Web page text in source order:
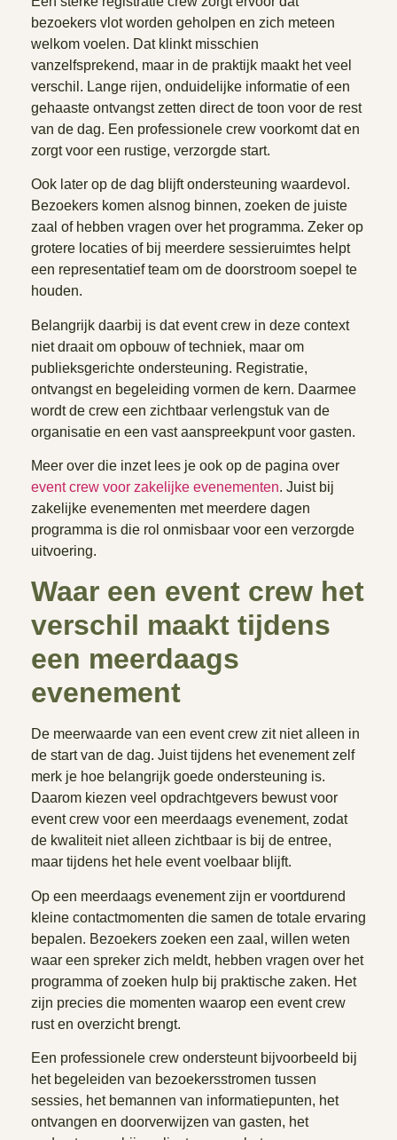
bezoekers vlot worden geholpen en zich meteen
welkom voelen. Dat klinkt misschien
vanzelfsprekend, maar in de praktijk maakt het veel
verschil. Lange rijen, onduidelijke informatie of een
gehaaste ontvangst zetten direct de toon voor de rest
van de dag. Een professionele crew voorkomt dat en
zorgt voor een rustige, verzorgde start.
Ook later op de dag blijft ondersteuning waardevol.
Bezoekers komen alsnog binnen, zoeken de juiste
zaal of hebben vragen over het programma. Zeker op
grotere locaties of bij meerdere sessieruimtes helpt
een representatief team om de doorstroom soepel te
houden.
Belangrijk daarbij is dat event crew in deze context
niet draait om opbouw of techniek, maar om
publieksgerichte ondersteuning. Registratie,
ontvangst en begeleiding vormen de kern. Daarmee
wordt de crew een zichtbaar verlengstuk van de
organisatie en een vast aanspreekpunt voor gasten.
Meer over die inzet lees je ook op de pagina over
event crew voor zakelijke evenementen. Juist bij
zakelijke evenementen met meerdere dagen
programma is die rol onmisbaar voor een verzorgde
uitvoering.
Waar een event crew het
verschil maakt tijdens
een meerdaags
evenement
De meerwaarde van een event crew zit niet alleen in
de start van de dag. Juist tijdens het evenement zelf
merk je hoe belangrijk goede ondersteuning is.
Daarom kiezen veel opdrachtgevers bewust voor
event crew voor een meerdaags evenement, zodat
de kwaliteit niet alleen zichtbaar is bij de entree,
maar tijdens het hele event voelbaar blijft.
Op een meerdaags evenement zijn er voortdurend
kleine contactmomenten die samen de totale ervaring
bepalen. Bezoekers zoeken een zaal, willen weten
waar een spreker zich meldt, hebben vragen over het
programma of zoeken hulp bij praktische zaken. Het
zijn precies die momenten waarop een event crew
rust en overzicht brengt.
Een professionele crew ondersteunt bijvoorbeeld bij
het begeleiden van bezoekersstromen tussen
sessies, het bemannen van informatiepunten, het
ontvangen en doorverwijzen van gasten, het